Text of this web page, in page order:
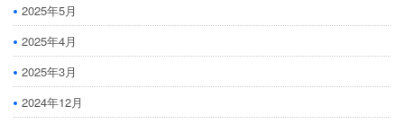
2025年5月
2025年4月
2025年3月
2024年12月